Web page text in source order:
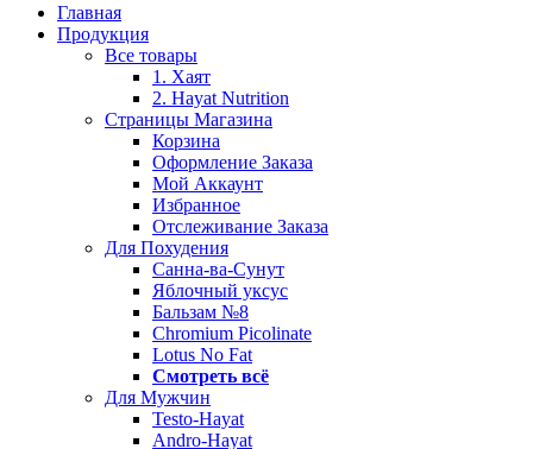
Главная
Продукция
Все товары
1. Хаят
2. Hayat Nutrition
Страницы Магазина
Корзина
Оформление Заказа
Мой Аккаунт
Избранное
Отслеживание Заказа
Для Похудения
Санна-ва-Сунут
Яблочный уксус
Бальзам №8
Chromium Picolinate
Lotus No Fat
Смотреть всё
Для Мужчин
Testo-Hayat
Andro-Hayat